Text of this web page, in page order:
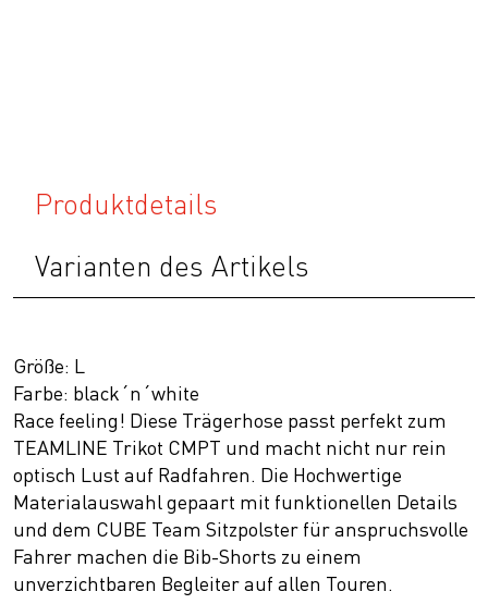
Produktdetails
Varianten des Artikels
Größe: L
Farbe: black´n´white
Race feeling! Diese Trägerhose passt perfekt zum
TEAMLINE Trikot CMPT und macht nicht nur rein
optisch Lust auf Radfahren. Die Hochwertige
Materialauswahl gepaart mit funktionellen Details
und dem CUBE Team Sitzpolster für anspruchsvolle
Fahrer machen die Bib-Shorts zu einem
unverzichtbaren Begleiter auf allen Touren.